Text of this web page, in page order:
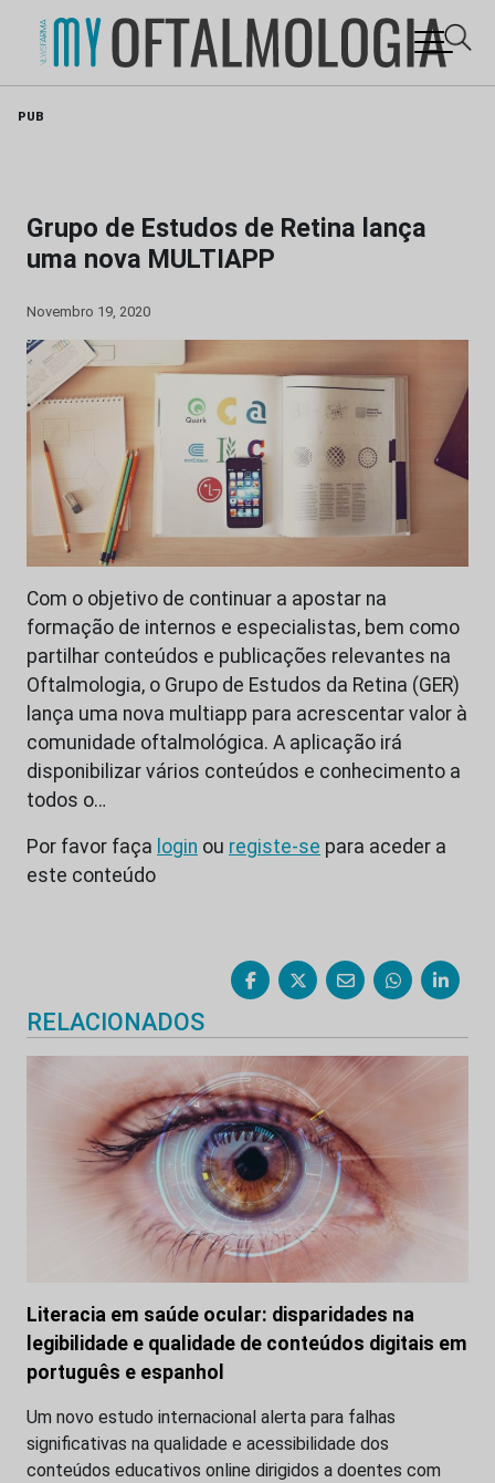
PUB
Grupo de Estudos de Retina lança
uma nova MULTIAPP
Novembro 19, 2020
Com o objetivo de continuar a apostar na
formação de internos e especialistas, bem como
partilhar conteúdos e publicações relevantes na
Oftalmologia, o Grupo de Estudos da Retina (GER)
lança uma nova multiapp para acrescentar valor à
comunidade oftalmológica. A aplicação irá
disponibilizar vários conteúdos e conhecimento a
todos o…
Por favor faça login ou registe-se para aceder a
este conteúdo
RELACIONADOS
Literacia em saúde ocular: disparidades na
legibilidade e qualidade de conteúdos digitais em
português e espanhol
Um novo estudo internacional alerta para falhas
significativas na qualidade e acessibilidade dos
conteúdos educativos online dirigidos a doentes com